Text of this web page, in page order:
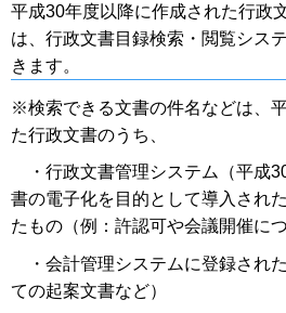
平成30年度以降に作成された行政
は、行政文書目録検索・閲覧シス
きます。
※検索できる文書の件名などは、
た行政文書のうち、
・行政文書管理システム（平成
書の電子化を目的として導入され
たもの（例：許認可や会議開催に
・会計管理システムに登録され
ての起案文書など）